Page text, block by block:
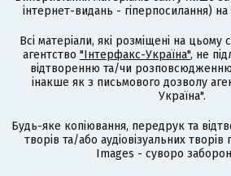
інтернет-видань - гіперпосилання)
Всі матеріали, які розміщені на цьому
агентство "Інтерфакс-Україна", не
відтворенню та/чи
інакше як з письмового дозволу
Україна".
Будь-яке копіювання, передрук та
творів та/або аудіовізуальних
Images - суворо